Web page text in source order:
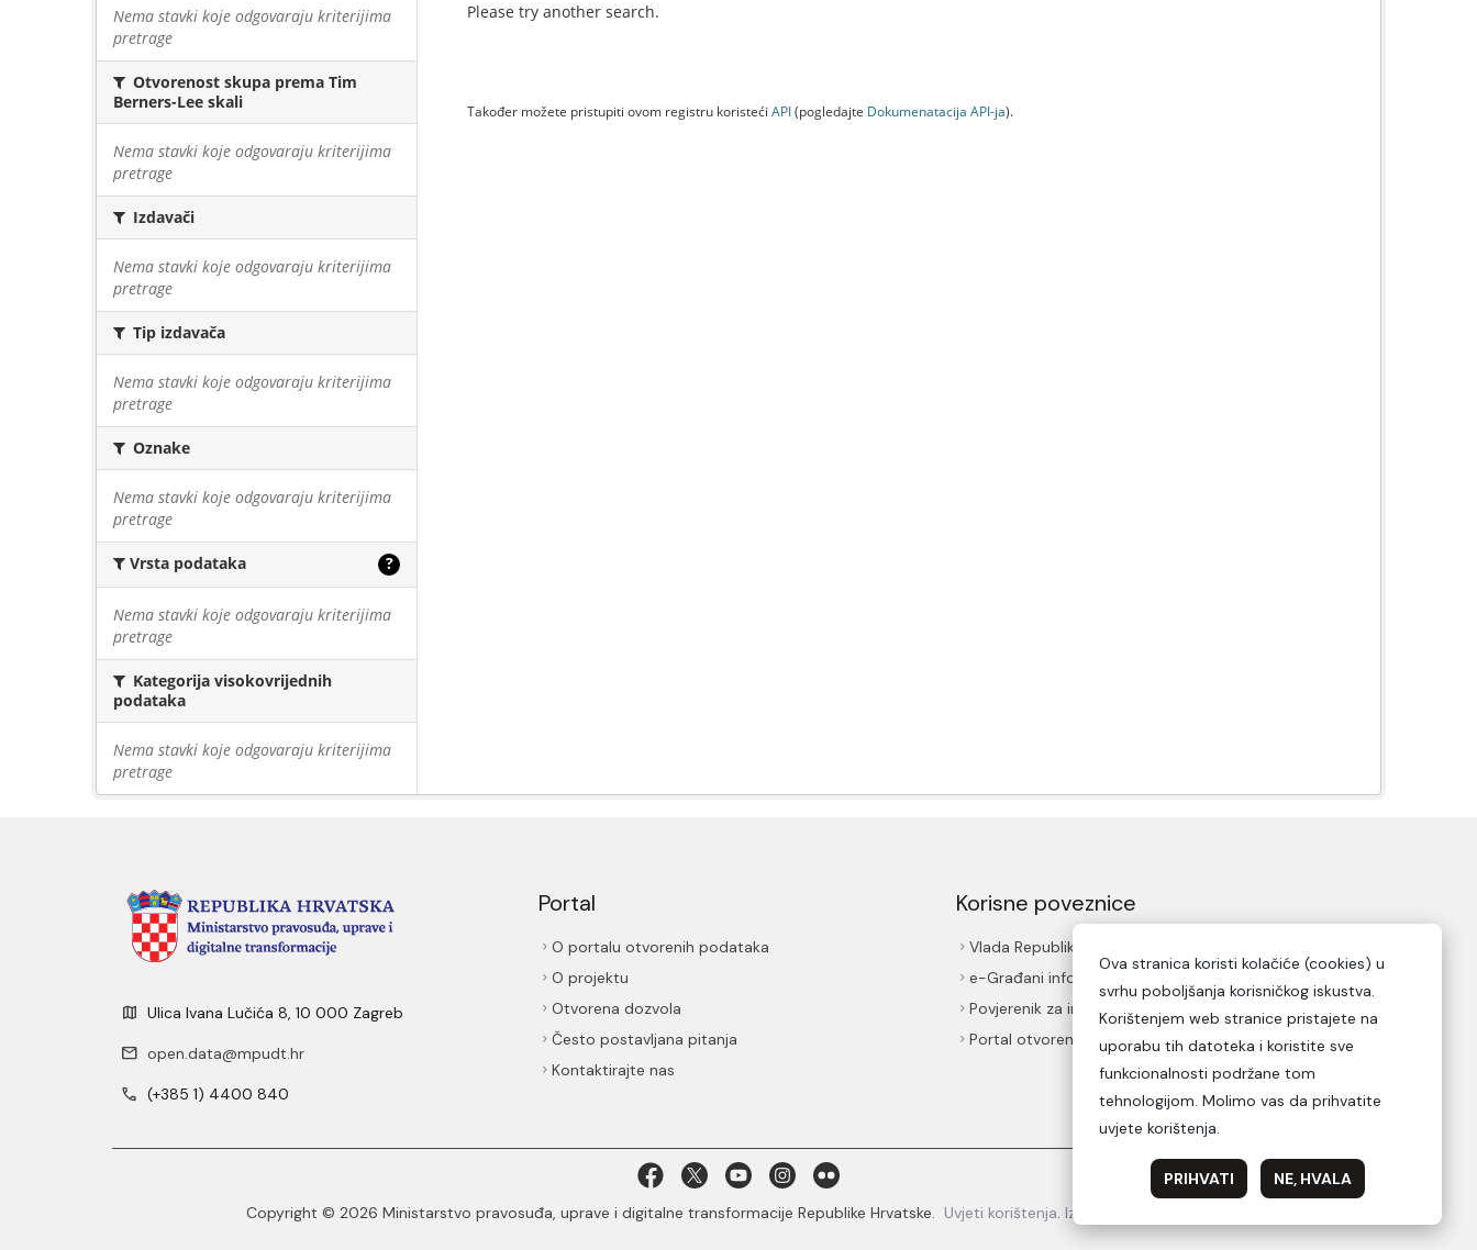
Nema stavki koje odgovaraju kriterijima
pretrage
Otvorenost skupa prema Tim
Berners-Lee skali
Nema stavki koje odgovaraju kriterijima
pretrage
Izdavači
Nema stavki koje odgovaraju kriterijima
pretrage
Tip izdavača
Nema stavki koje odgovaraju kriterijima
pretrage
Oznake
Nema stavki koje odgovaraju kriterijima
pretrage
Vrsta podataka ?
Nema stavki koje odgovaraju kriterijima
pretrage
Kategorija visokovrijednih
podataka
Nema stavki koje odgovaraju kriterijima
pretrage
Please try another search.
Također možete pristupiti ovom registru koristeći API(pogledajte Dokumenаtаcijа API-jа).